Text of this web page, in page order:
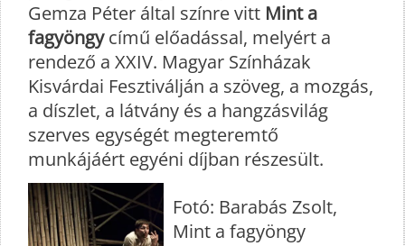
Gemza Péter által színre vitt Mint a
fagyöngycímű előadással, melyért a
rendező a XXIV. Magyar Színházak
Kisvárdai Fesztiválján a szöveg, a mozgás,
a díszlet, a látvány és a hangzásvilág
szerves egységét megteremtő
munkájáért egyéni díjban részesült.
Fotó: Barabás Zsolt,
Mint a fagyöngy